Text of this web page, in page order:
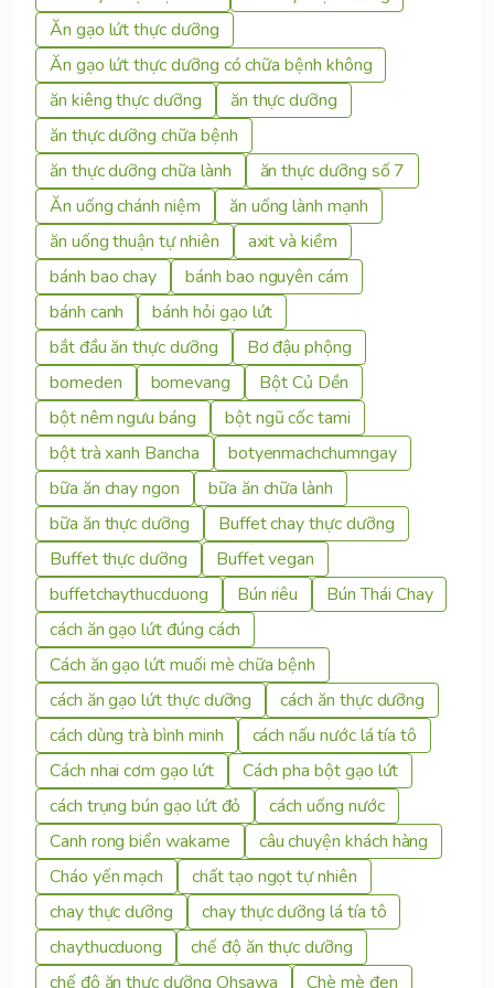
Ăn gạo lứt thực dưỡng
Ăn gạo lứt thực dưỡng có chữa bệnh không
ăn kiêng thực dưỡng
ăn thực dưỡng
ăn thực dưỡng chữa bệnh
ăn thực dưỡng chữa lành
ăn thực dưỡng số 7
Ăn uống chánh niệm
ăn uống lành mạnh
ăn uống thuận tự nhiên
axit và kiềm
bánh bao chay
bánh bao nguyên cám
bánh canh
bánh hỏi gạo lứt
bắt đầu ăn thực dưỡng
Bơ đậu phộng
bomeden
bomevang
Bột Củ Dền
bột nêm ngưu báng
bột ngũ cốc tami
bột trà xanh Bancha
botyenmachchumngay
bữa ăn chay ngon
bữa ăn chữa lành
bữa ăn thực dưỡng
Buffet chay thực dưỡng
Buffet thực dưỡng
Buffet vegan
buffetchaythucduong
Bún riêu
Bún Thái Chay
cách ăn gạo lứt đúng cách
Cách ăn gạo lứt muối mè chữa bệnh
cách ăn gạo lứt thực dưỡng
cách ăn thực dưỡng
cách dùng trà bình minh
cách nấu nước lá tía tô
Cách nhai cơm gạo lứt
Cách pha bột gạo lứt
cách trụng bún gạo lứt đỏ
cách uống nước
Canh rong biển wakame
câu chuyện khách hàng
Cháo yến mạch
chất tạo ngọt tự nhiên
chay thực dưỡng
chay thực dưỡng lá tía tô
chaythucduong
chế độ ăn thực dưỡng
chế độ ăn thực dưỡng Ohsawa
Chè mè đen